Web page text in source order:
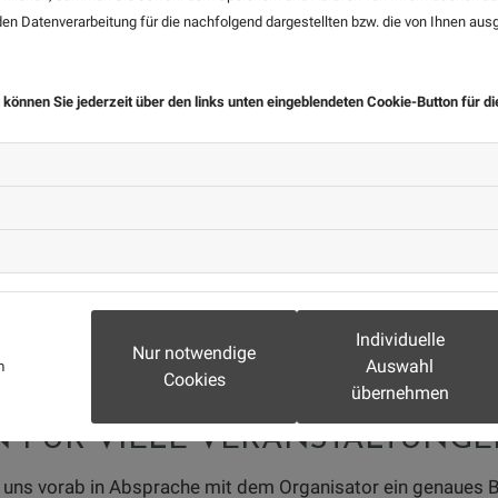
Ihr perfekter Ansprechpartner für Bühnen- und
werden nur vorübergehend benötigt, daher sorgen
können wir Grundrisse von Ebenen beliebig
FÜR VIELE
vorab in Absprache mit dem Organisator ein genaues
Datenverarbeitung für die nachfolgend dargestellten bzw. die von Ihnen
Sie jederzeit über den links unten eingeblendeten Cookie-Button für
Nur notwendige
Cookies
Individuelle
Auswahl
übernehmen